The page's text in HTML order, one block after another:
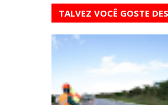
TALVEZ VOCÊ GOSTE